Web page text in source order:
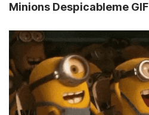
Minions Despicableme GIF